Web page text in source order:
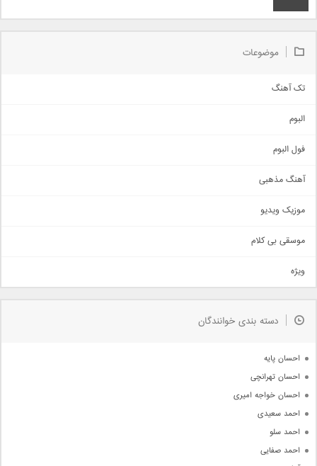
موضوعات
تک آهنگ
اجتماعی
حماسی
سنتی
اهنگ بندرعباسی
دمو
مذهبی
جدیدترین ها
البوم
فول البوم
آهنگ مذهبی
موزیک ویدیو
موسقی بی کلام
ویژه
دسته بندی خوانندگان
احسان پایه
احسان تهرانچی
احسان خواجه امیری
احمد سعیدی
احمد سلو
احمد صفایی